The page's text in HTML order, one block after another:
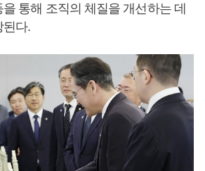
통해 조직의 체질을 개선하는 데
된다.